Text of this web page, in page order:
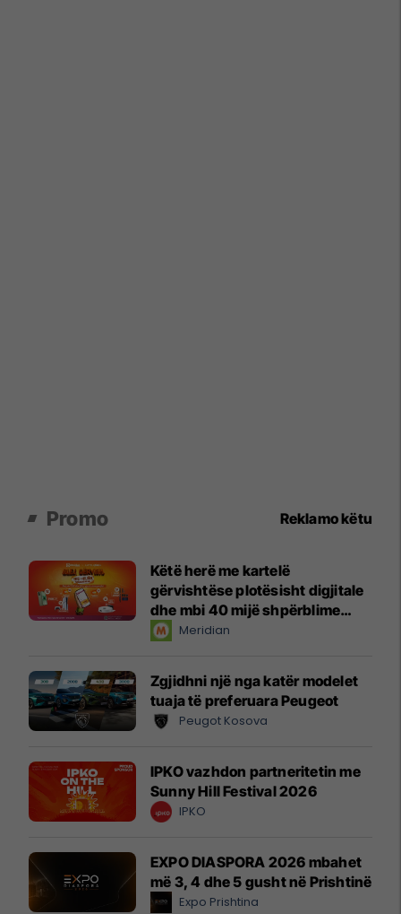
Promo Reklamo këtu
Këtë herë me kartelë
gërvishtëse plotësisht digjitale
dhe mbi 40 mijë shpërblime
instant!Meridian
Zgjidhni një nga katër modelet
tuaja të preferuara Peugeot
Peugot Kosova
IPKO vazhdon partneritetin me
Sunny Hill Festival 2026
IPKO
EXPO DIASPORA 2026 mbahet
më 3, 4 dhe 5 gusht në Prishtinë
Expo Prishtina